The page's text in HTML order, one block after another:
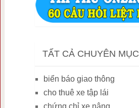
TẤT CẢ CHUYÊN MỤC
biển báo giao thông
cho thuê xe tập lái